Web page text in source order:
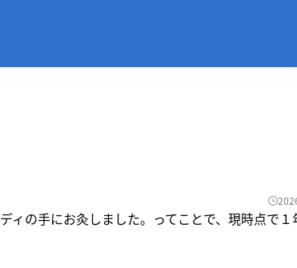
ィの手にお灸しました。ってことで、現時点で